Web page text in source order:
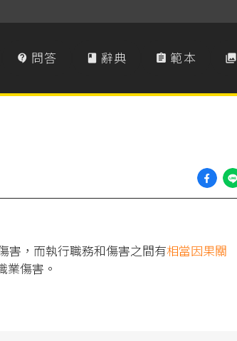
 問答  辭典  範本 
害，而執行職務和傷害之間有相當因果關
業傷害。